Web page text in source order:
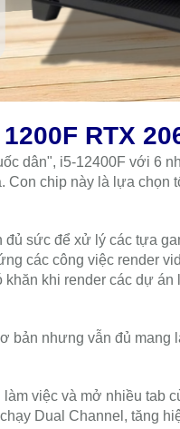
RTX
dân", i5-12400F với 6
chip này là lựa chọn
sức để xử lý các tựa
các công việc render
khi render các dự án
bản nhưng vẫn đủ mang
việc và mở nhiều tab
Dual Channel, tăng